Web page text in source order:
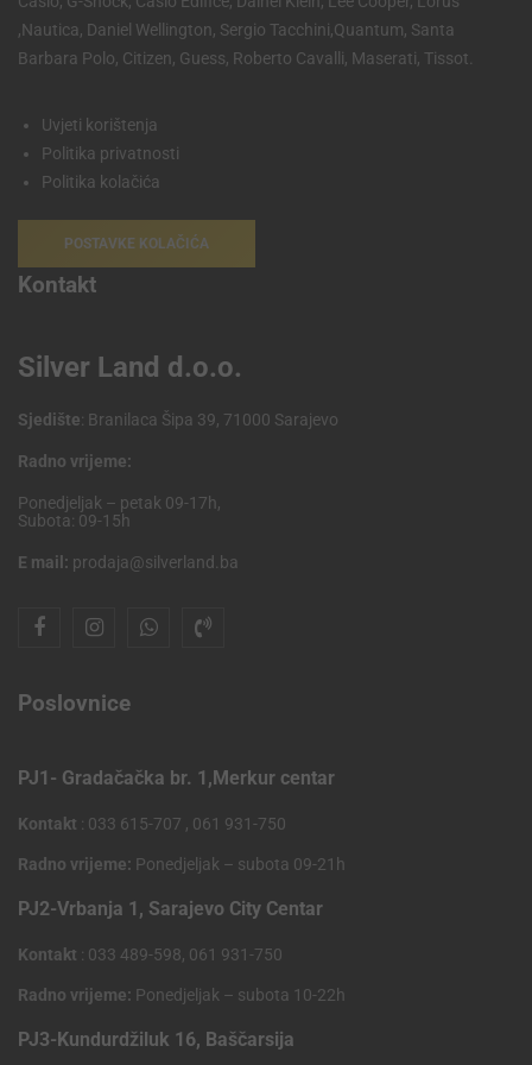
,Nautica, Daniel Wellington, Sergio Tacchini,Quantum, Santa
Barbara Polo, Citizen, Guess, Roberto Cavalli, Maserati, Tissot.
Uvjeti korištenja
Politika privatnosti
Politika kolačića
POSTAVKE KOLAČIĆA
Kontakt
Silver Land d.o.o.
Sjedište: Branilaca Šipa 39, 71000 Sarajevo
Radno vrijeme:
Ponedjeljak – petak 09-17h,
Subota: 09-15h
E mail: prodaja@silverland.ba
Poslovnice
PJ1- Gradačačka br. 1,Merkur centar
Kontakt : 033 615-707 , 061 931-750
Radno vrijeme: Ponedjeljak – subota 09-21h
PJ2-Vrbanja 1, Sarajevo City Centar
Kontakt : 033 489-598, 061 931-750
Radno vrijeme: Ponedjeljak – subota 10-22h
PJ3-Kundurdžiluk 16, Baščarsija